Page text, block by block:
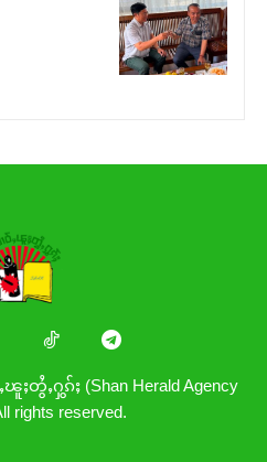
ႈတွႆႇႁွၵ်ႈ (Shan Herald Agency
rights reserved.